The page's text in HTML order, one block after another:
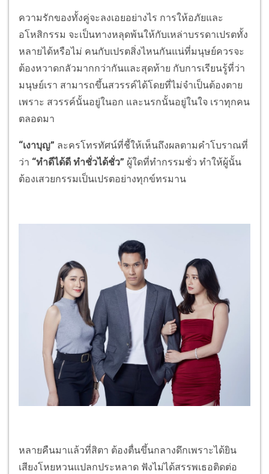
ความรักของทั้งคู่จะลงเอยอย่างไร การให้อภัยและ
อโหสิกรรม จะเป็นทางหลุดพ้นให้กับเหล่าบรรดาเปรตทั้ง
หลายได้หรือไม่ คนกับเปรตสิ่งไหนกันแน่ที่มนุษย์ควรจะ
ต้องหวาดกลัวมากกว่ากันและสุดท้าย กับการเรียนรู้ที่ว่า
มนุษย์เรา สามารถขึ้นสวรรค์ได้โดยที่ไม่จำเป็นต้องตาย
เพราะ สวรรค์นั้นอยู่ในอก และนรกนั้นอยู่ในใจ เราทุกคน
ตลอดมา
“เงาบุญ” ละครโทรทัศน์ที่ชี้ให้เห็นถึงผลตามคำโบราณที่
ว่า “ทำดีได้ดี ทำชั่วได้ชั่ว” ผู้ใดที่ทำกรรมชั่ว ทำให้ผู้นั้น
ต้องเสวยกรรมเป็นเปรตอย่างทุกข์ทรมาน
หลายคืนมาแล้วที่สิตา ต้องตื่นขึ้นกลางดึกเพราะได้ยิน
เสียงโหยหวนแปลกประหลาด ฟังไม่ได้สรรพเธอติดต่อ